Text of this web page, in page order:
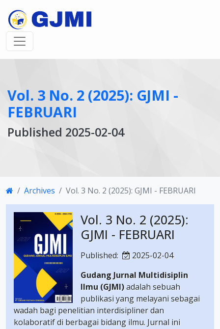
Vol. 3 No. 2 (2025): GJMI -
FEBRUARI
Published 2025-02-04
Archives Vol. 3 No. 2 (2025): GJMI - FEBRUARI
Vol. 3 No. 2 (2025):
GJMI - FEBRUARI
Published:
2025-02-04
Gudang Jurnal Multidisiplin
Ilmu (GJMI)adalah sebuah
publikasi yang melayani sebagai
wadah bagi penelitian interdisipliner dan
kolaboratif di berbagai bidang ilmu. Jurnal ini